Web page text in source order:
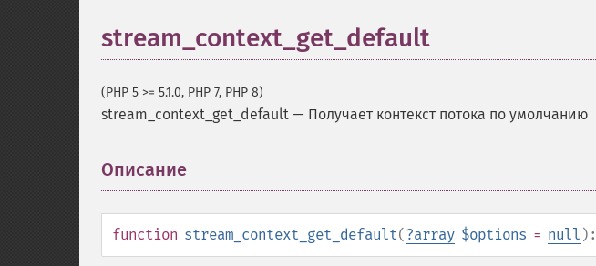
stream_context_get_default
(PHP 5 >= 5.1.0, PHP 7, PHP 8)
stream_context_get_default — Получает контекст потока по умолчанию
Описание
function stream_context_get_default(?array $options = null ):